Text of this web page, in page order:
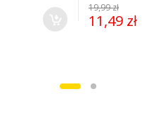
19,99 zł
11,49 zł